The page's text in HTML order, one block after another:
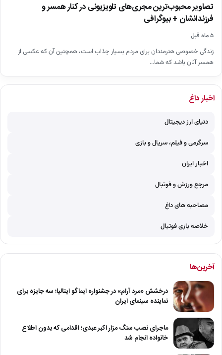
تصاویر محبوب‌ترین مجری‌های تلویزیونی در کنار همسر و
فرزندانشان + بیوگرافی
۵ ماه قبل
زندگی خصوصی هنرمندان برای مردم بسیار جذاب است، همچنین آن که عکسی از
همسر آنان باشد که شما…
اخبار داغ
دنیای ارز دیجیتال
سرگرمی و فیلم، سریال و بازی
اخبار ایران
مرجع ورزش و فوتبال
مصاحبه های داغ
خلاصه بازی فوتبال
آخرین‌ها
درخشش «مرد آرام» در جشنواره ایماگو ایتالیا؛ سه جایزه برای
نماینده سینمای ایران
ماجرای نصب سنگ مزار اکبر عبدی؛ اقدامی که بدون اطلاع
خانواده انجام شد